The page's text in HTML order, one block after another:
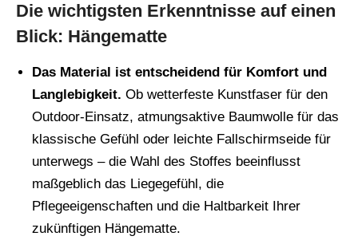
Die wichtigsten Erkenntnisse auf einen
Blick: Hängematte
Das Material ist entscheidend für Komfort und
Langlebigkeit. Ob wetterfeste Kunstfaser für den
Outdoor-Einsatz, atmungsaktive Baumwolle für das
klassische Gefühl oder leichte Fallschirmseide für
unterwegs – die Wahl des Stoffes beeinflusst
maßgeblich das Liegegefühl, die
Pflegeeigenschaften und die Haltbarkeit Ihrer
zukünftigen Hängematte.